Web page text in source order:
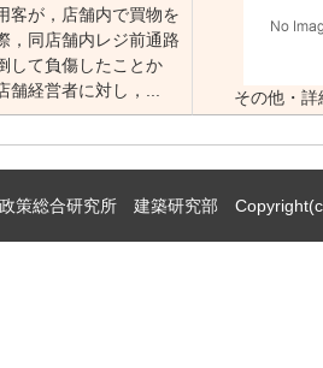
客が，店舗内で買物を
，同店舗内レジ前通路
して負傷したことか
舗経営者に対し，...
その他・詳
策総合研究所 建築研究部